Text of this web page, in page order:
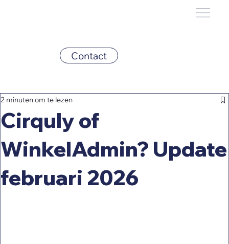
Contact
Cirquly of
WinkelAdmin? Update
februari 2026
2 minuten om te lezen